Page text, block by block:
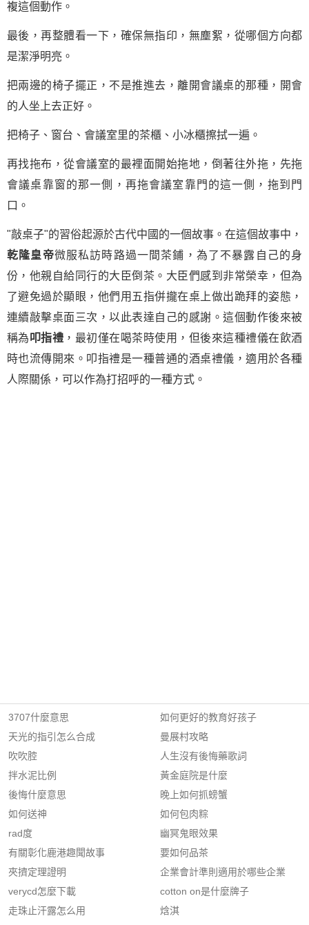
複這個動作。
最後，再整體看一下，確保無指印，無塵絮，從哪個方向都
是潔淨明亮。
把兩邊的椅子擺正，不是推進去，離開會議桌的那種，開會
的人坐上去正好。
把椅子、窗台、會議室里的茶櫃、小冰櫃擦拭一遍。
再找拖布，從會議室的最裡面開始拖地，倒著往外拖，先拖
會議桌靠窗的那一側，再拖會議室靠門的這一側，拖到門
口。
"敲桌子"的習俗起源於古代中國的一個故事。在這個故事中，
乾隆皇帝微服私訪時路過一間茶鋪，為了不暴露自己的身
份，他親自給同行的大臣倒茶。大臣們感到非常榮幸，但為
了避免過於顯眼，他們用五指併攏在桌上做出跪拜的姿態，
連續敲擊桌面三次，以此表達自己的感謝。這個動作後來被
稱為叩指禮 ，最初僅在喝茶時使用，但後來這種禮儀在飲酒
時也流傳開來。叩指禮是一種普通的酒桌禮儀，適用於各種
人際關係，可以作為打招呼的一種方式。
3707什麼意思
天光的指引怎么合成
吹吹腔
拌水泥比例
後悔什麼意思
如何送神
rad度
有關彰化鹿港趣聞故事
夾擠定理證明
verycd怎麼下載
走珠止汗露怎么用
如何更好的教育好孩子
曼展村攻略
人生沒有後悔藥歌詞
黃金庭院是什麼
晚上如何抓螃蟹
如何包肉粽
幽冥鬼眼效果
要如何品茶
企業會計準則適用於哪些企業
cotton on是什麼牌子
焓淇